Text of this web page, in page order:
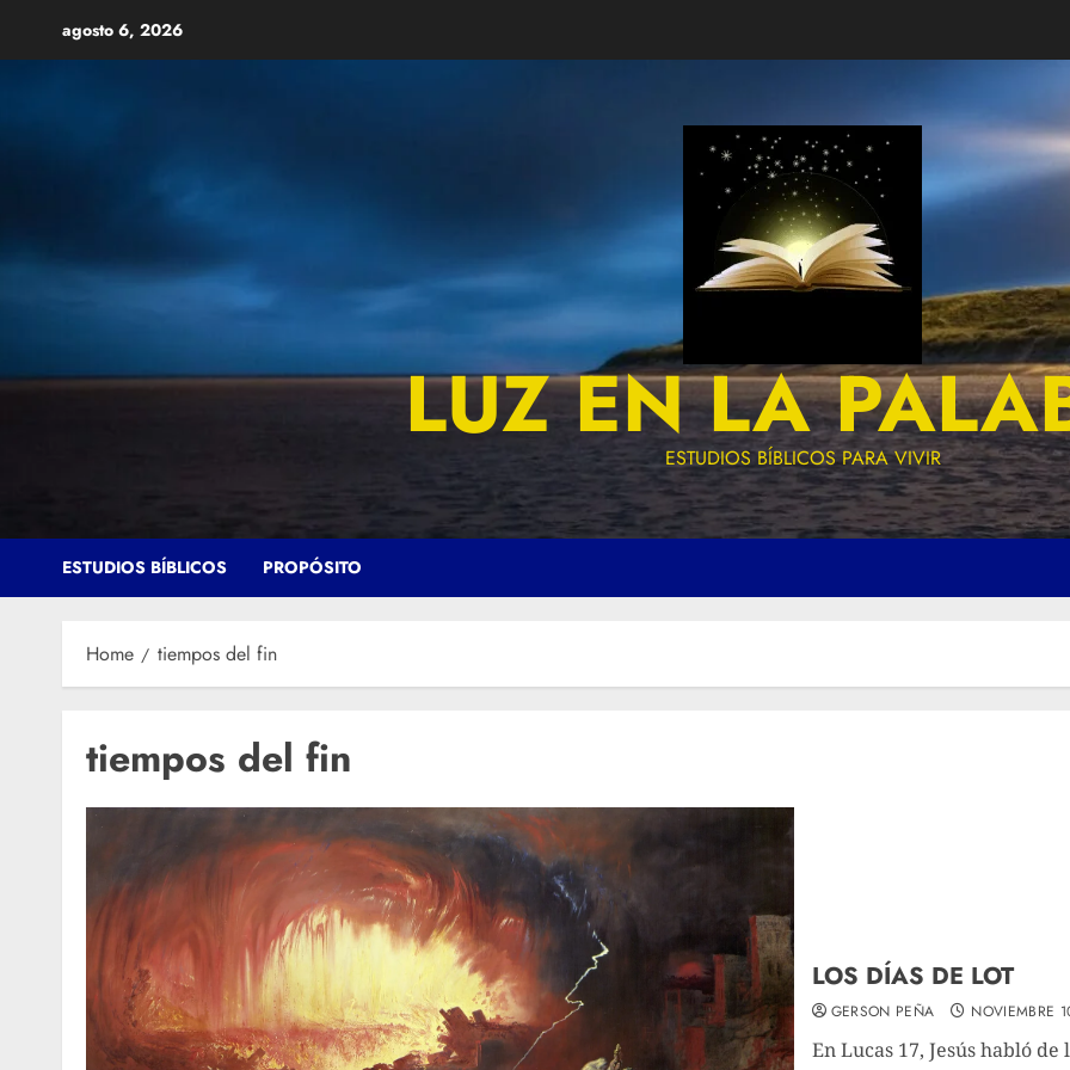
agosto 6, 2026
LUZ EN LA
ESTUDIOS BÍBLICOS PARA VIVIR
ESTUDIOS BÍBLICOS PROPÓSITO
Home tiempos del fin
tiempos del fin
LOS DÍAS DE LOT
GERSON PEÑA NOVIEMBRE
En Lucas 17, Jesús habló de